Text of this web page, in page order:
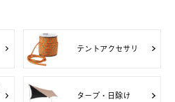
テントアクセサリ
タープ・日除け